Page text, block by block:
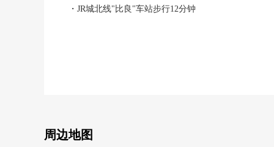
・JR城北线"比良"车站步行12分钟
・设置客餐厅和到底能使用的日式房间的4LDK
周边地图